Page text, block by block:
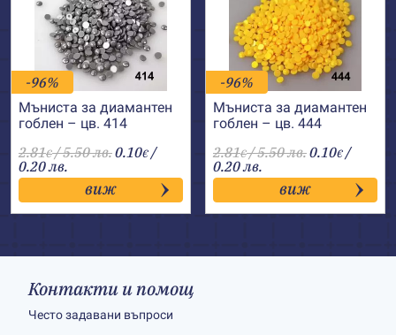
-96%
Мъниста за диамантен
гоблен – цв. 414
2.81€/ 5.50 лв.0.10€ /
0.20 лв.
виж
-96%
Мъниста за диамантен
гоблен – цв. 444
2.81€/ 5.50 лв.0.10€ /
0.20 лв.
виж
Контакти и помощ
Често задавани въпроси